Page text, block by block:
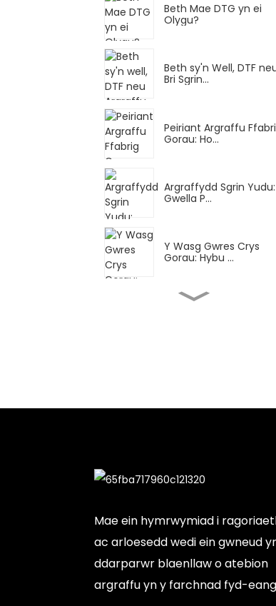
Beth Mae DTG yn ei
Olygu?
Beth sy'n Well, DTF
Bri Sgrin...
Peiriant Argraffu
Gorau: Ho...
Argraffydd Sgrin Yudu:
Gwella P...
Y Wasg Gwres Crys
Gorau: Hybu ...
A yw'n Werth Prynu
Peiriant Argraffu Sgrin
Mae ein hymrwymiad i
ac arloesedd wedi ein gwneud
ddarparwr blaenllaw o atebion
argraffu yn y farchnad fyd-